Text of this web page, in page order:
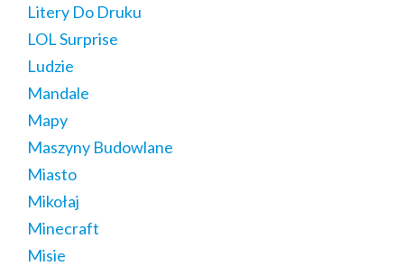
Litery Do Druku
LOL Surprise
Ludzie
Mandale
Mapy
Maszyny Budowlane
Miasto
Mikołaj
Minecraft
Misie